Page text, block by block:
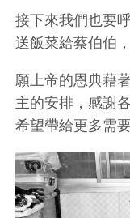
接下來我們也要
送飯菜給蔡伯伯
願上帝的恩典藉
主的安排，感謝
希望帶給更多需